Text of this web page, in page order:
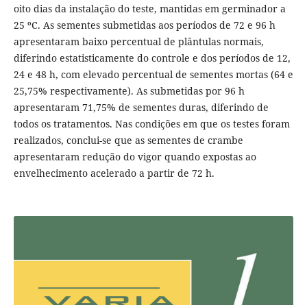
oito dias da instalação do teste, mantidas em germinador a
25 ºC. As sementes submetidas aos períodos de 72 e 96 h
apresentaram baixo percentual de plântulas normais,
diferindo estatisticamente do controle e dos períodos de 12,
24 e 48 h, com elevado percentual de sementes mortas (64 e
25,75% respectivamente). As submetidas por 96 h
apresentaram 71,75% de sementes duras, diferindo de
todos os tratamentos. Nas condições em que os testes foram
realizados, conclui-se que as sementes de crambe
apresentaram redução do vigor quando expostas ao
envelhecimento acelerado a partir de 72 h.